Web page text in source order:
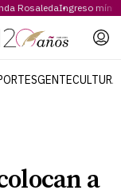
RosaledaIngreso
GENTECULTURA
a